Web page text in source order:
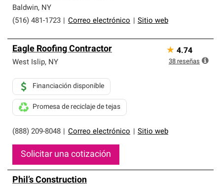
Baldwin, NY
(516) 481-1723
Correo electrónico Sitio web
Eagle Roofing Contractor
West Islip, NY
(888) 209-8048 Correo electrónico Sitio web
Financiación disponible
Promesa de reciclaje de tejas
Solicitar una cotización
★ 4.74
38 reseñas
Phil’s Construction